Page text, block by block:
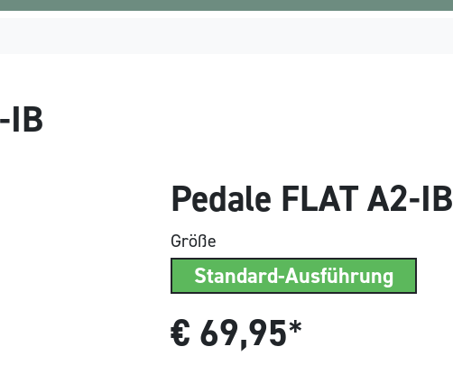
IB
Pedale FLAT A2-IB
Größe
Standard-Ausführung
€ 69,95*